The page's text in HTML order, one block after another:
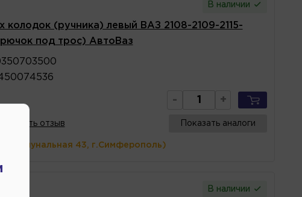
В наличии
колодок (ручника) левый ВАЗ 2108-2109-2115-
под трос) АвтоВаз
- +
Написать отзыв Показать аналоги
43, г.Симферополь)
В наличии